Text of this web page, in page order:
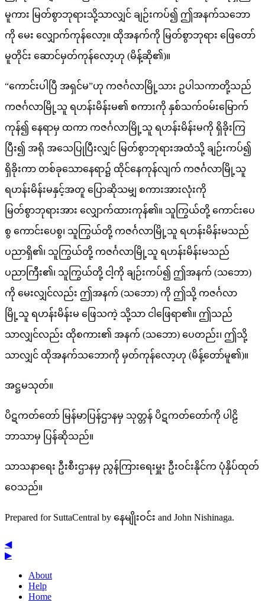
မူကား မြတ်စွာဘုရားသို့သာလျှင် ချဉ်းကပ်၍ ဤအနက်သဘော
ကို မေး လျှောက်ကုန်လော့။ ထိုအနက်ကို မြတ်စွာဘုရား ဖြေတော်
မူတိုင်း ဆောင်မှတ်ကုန်လော့ဟု (မိန့်ဆို၏)။
“ကောင်းပါပြီ အရှင်မ”ဟု ကဇင်္ဂလာမြို့သား ဥပါသကာတို့သည်
ကဇင်္ဂလာမြို့သူ ရဟန်းမိန်းမ၏ စကားကို နှစ်သက်ဝမ်းမြောက်
ကုန်၍ နေရာမှ ထကာ ကဇင်္ဂလာမြို့သူ ရဟန်းမိန်းမကို ရှိခိုးကြ
ပြီး၍ အရို အသေပြုပြီးလျှင် မြတ်စွာဘုရားအထံသို့ ချဉ်းကပ်၍
ရှိခိုးကာ တစ်ခုသောနေရာ၌ ထိုင်နေကုန်လျက် ကဇင်္ဂလာမြို့သူ
ရဟန်းမိန်းမနှင့်အတူ ပြောဆိုသမျှ စကားအားလုံးကို
မြတ်စွာဘုရားအား လျှောက်ထားကုန်၏။ သူကြွယ်တို့ ကောင်းပေ
စွ ကောင်းပေစွ၊ သူကြွယ်တို့ ကဇင်္ဂလာမြို့သူ ရဟန်းမိန်းမသည်
ပညာရှိ၏၊ သူကြွယ်တို့ ကဇင်္ဂလာမြို့သူ ရဟန်းမိန်းမသည်
ပညာကြီး၏၊ သူကြွယ်တို့ ငါ့ကို ချဉ်းကပ်၍ ဤအနက် (သဘော)
ကို မေးလျှင်လည်း ဤအနက် (သဘော) ကို ဤသို့ ကဇင်္ဂလာ
မြို့သူ ရဟန်းမိန်းမ ဖြေသကဲ့ သို့သာ ငါဖြေရာ၏။ ဤသည်
သာလျှင်လည်း ထိုစကား၏ အနက် (သဘော) ပေတည်း၊ ဤသို့
သာလျှင် ထိုအနက်သဘောကို မှတ်ကုန်လော့ဟု (မိန့်တော်မူ၏)။
အဋ္ဌမသုတ်။
ပိဋကတ်တော် မြန်မာပြန်ဌာနမှ သုတ္တန် ပိဋကတ်တော်ကို ပါဠိ
ဘာသာမှ ပြန်ဆိုသည်။
သာသနာရေး ဦးစီးဌာနမှ ညွန်ကြားရေးမှူး ဦးဝင်းနိုင်က ပုံနှိပ်ထုတ်
ဝေသည်။
Prepared for SuttaCentral by နေမျိုးဝင်း and John Nishinaga.
◀
▶
About
Help
Home